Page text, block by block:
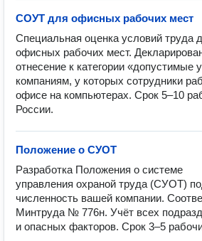
СОУТ для офисных рабочих мест
Специальная оценка условий труда
офисных рабочих мест.
отнесение к категории «допустимые
компаниям, у которых сотрудники
офисе на компьютерах. Срок 5–10
России.
Положение о СУОТ
Разработка Положения о системе
управления охраной труда (СУОТ)
численность вашей компании.
Минтруда № 776н. Учёт всех
и опасных факторов. Срок 3–5